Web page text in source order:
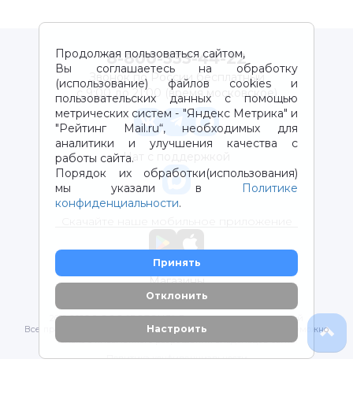
Продолжая пользоваться сайтом,
Вы соглашаетесь на обработку
(использование) файлов cookies и
пользовательских данных с помощью
метрических систем - "Яндекс Метрика" и
"Рейтинг Mail.ru“, необходимых для
аналитики и улучшения качества с
работы сайта.
Порядок их обработки(использования)
мы указали в
Политике
конфиденциальности.
Принять
Отклонить
Настроить
8-800-333-44-22
Звонок по России бесплатный
с 9:00 до 21:00 (время московское)
Чат с поддержкой
Магазины
2012-2026 © ООО "ВОТОНЯ". Детские товары с доставкой
Все права защищены. Любое использование материалов возможно
только с письменного разрешения владельцев сайта.
Политика конфиденциальности